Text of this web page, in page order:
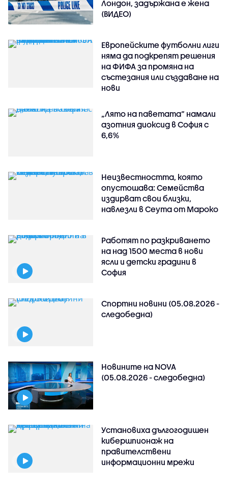
Лондон, задържана е жена
(ВИДЕО)
Европейските футболни лиги
няма да подкрепят решения
на ФИФА за промяна на
състезания или създаване на
нови
„Лято на паветата“ намали
азотния диоксид в София с
6,6%
Неизвестността, която
опустошава: Семейства
издирват свои близки,
навлезли в Сеута от Мароко
Работят по разкриването
на над 1500 места в нови
ясли и детски градини в
София
Спортни новини (05.08.2026 -
следобедна)
Новините на NOVA
(05.08.2026 - следобедна)
Установиха дългогодишен
кибершпионаж на
правителствени
информационни мрежи